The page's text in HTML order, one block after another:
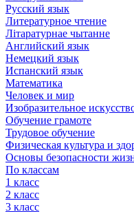
Русский язык
Литературное чтение
Літаратурнае чытанне
Английский язык
Немецкий язык
Испанский язык
Математика
Человек и мир
Изобразительное
Обучение грамоте
Трудовое обучение
Физическая культура и
Основы безопасности
По классам
1 класс
2 класс
3 класс